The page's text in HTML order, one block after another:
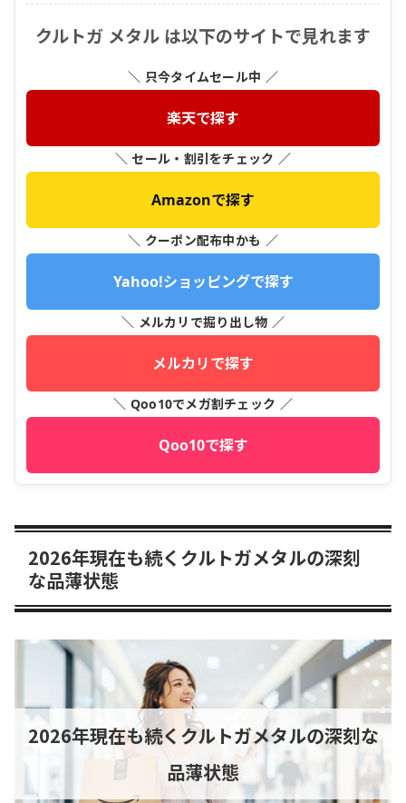
クルトガ メタル は以下のサイトで見れます
＼ 只今タイムセール中 ／
楽天で探す
＼ セール・割引をチェック ／
Amazonで探す
＼ クーポン配布中かも ／
Yahoo!ショッピングで探す
＼ メルカリで掘り出し物 ／
メルカリで探す
＼ Qoo10でメガ割チェック ／
Qoo10で探す
2026年現在も続くクルトガメタルの深刻
な品薄状態
2026年現在も続くクルトガメタルの深刻な
品薄状態